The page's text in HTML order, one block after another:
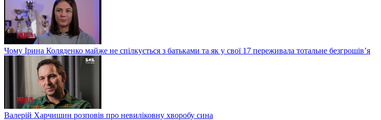
Чому Ірина Коляденко майже не спілкується з батьками та як у свої 17 переживала тотальне безгрошів’я
Валерій Харчишин розповів про невиліковну хворобу сина